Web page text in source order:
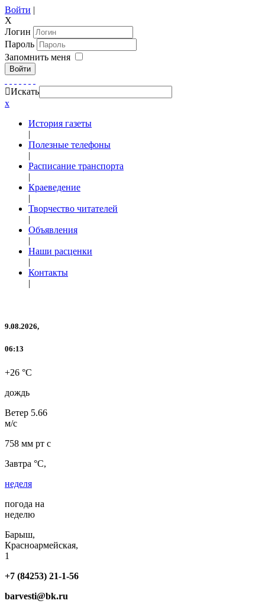
Войти |
X
Логин
Пароль
Запомнить меня
Войти
Искать
x
История газеты
|
Полезные телефоны
|
Расписание транспорта
|
Краеведение
|
Творчество читателей
|
Объявления
|
Наши расценки
|
Контакты
|
9.08.2026,
06:13
+26 °C
дождь
Ветер 5.66
м/с
758 мм рт с
Завтра °C,
неделя
погода на
неделю
Барыш,
Красноармейская,
1
+7 (84253) 21-1-56
barvesti@bk.ru